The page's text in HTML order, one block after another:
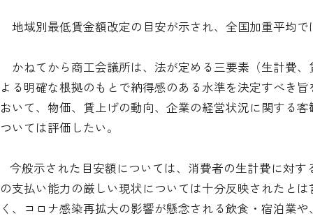
地域別最低賃金額改定の目安が示され、全国加重平均で
かねてから商工会議所は、法が定める三要素（生計費
よる明確な根拠のもとで納得感のある水準を決定すべき
おいて、物価、賃上げの動向、企業の経営状況に関する
ついては評価したい。
今般示された目安額については、消費者の生計費に対
の支払い能力の厳しい現状については十分反映されたと
く、コロナ感染再拡大の影響が懸念される飲食・宿泊業